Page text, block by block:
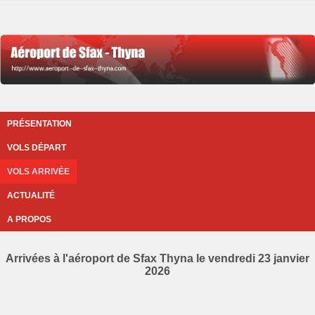
PRÉSENTATION
VOLS DÉPART
VOLS ARRIVÉE
ACTUALITÉ
A PROPOS
Arrivées à l'aéroport de Sfax Thyna le vendredi 23 janvier
2026